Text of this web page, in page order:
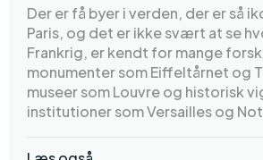
Der er få byer i verden, der er så
Paris, og det er ikke svært at se
Frankrig, er kendt for mange
monumenter som Eiffeltårnet og
museer som Louvre og historisk
institutioner som Versailles og